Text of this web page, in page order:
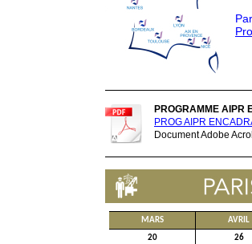
PROGRAMME AIPR
PROG AIPR
Document Adobe
MARS
AVRIL
20
26